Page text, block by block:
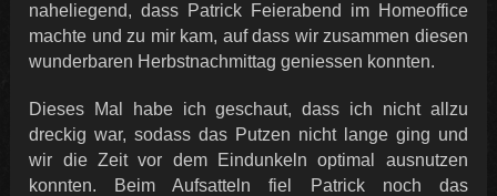
naheliegend, dass Patrick Feierabend im Homeoffice
machte und zu mir kam, auf dass wir zusammen diesen
wunderbaren Herbstnachmittag geniessen konnten.
Dieses Mal habe ich geschaut, dass ich nicht allzu
dreckig war, sodass das Putzen nicht lange ging und
wir die Zeit vor dem Eindunkeln optimal ausnutzen
konnten. Beim Aufsatteln fiel Patrick noch das